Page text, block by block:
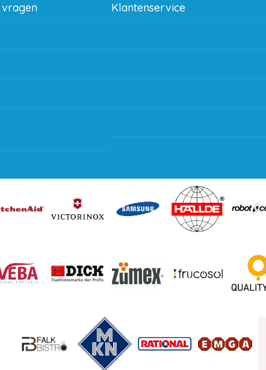
Klantenservice
Subsidie regeling EIA 2020